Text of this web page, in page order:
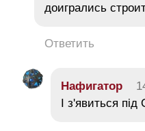
доигрались
Ответить
Нафигатор
І з'явиться